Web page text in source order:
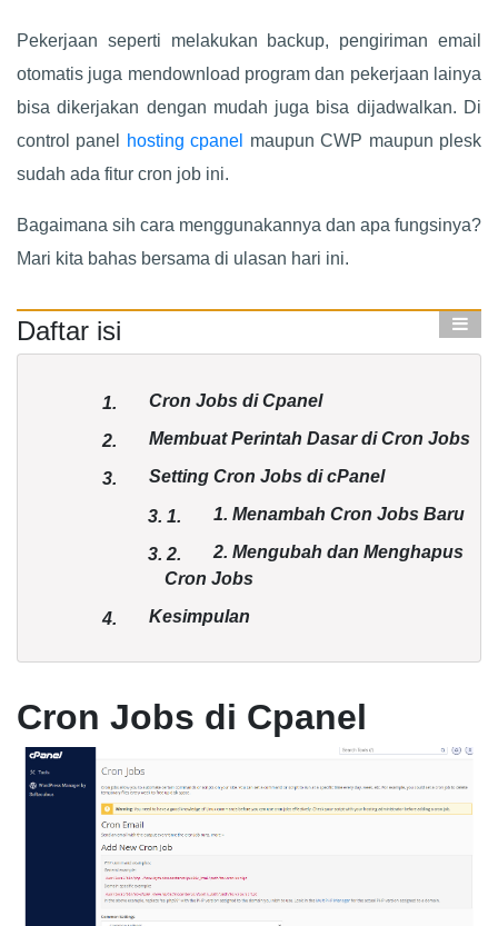
Pekerjaan seperti melakukan backup, pengiriman email
otomatis juga mendownload program dan pekerjaan lainya
bisa dikerjakan dengan mudah juga bisa dijadwalkan. Di
control panel
hosting cpanel maupun CWP maupun plesk
sudah ada fitur cron job ini.
Bagaimana sih cara menggunakannya dan apa fungsinya?
Mari kita bahas bersama di ulasan hari ini.
Daftar isi
1. Cron Jobs di Cpanel
2. Membuat Perintah Dasar di Cron Jobs
3. Setting Cron Jobs di cPanel
3. 1. 1. Menambah Cron Jobs Baru
3. 2.
2. Mengubah dan Menghapus
Cron Jobs
4. Kesimpulan
Cron Jobs di Cpanel